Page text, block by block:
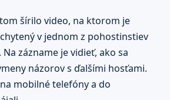
šírilo video, na ktorom je
v jednom z pohostinstiev
zázname je vidieť, ako sa
názorov s ďalšími hosťami.
mobilné telefóny a do